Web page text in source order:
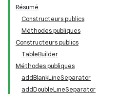
Résumé
Constructeurs publics
Méthodes publiques
Constructeurs publics
TableBuilder
Méthodes publiques
addBlankLineSeparator
addDoubleLineSeparator